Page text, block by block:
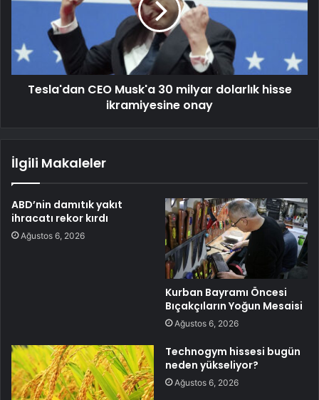
Tesla'dan CEO Musk'a 30 milyar dolarlık hisse
ikramiyesine onay
İlgili Makaleler
ABD’nin damıtık yakıt
ihracatı rekor kırdı
Ağustos 6, 2026
Kurban Bayramı Öncesi
Bıçakçıların Yoğun Mesaisi
Ağustos 6, 2026
Technogym hissesi bugün
neden yükseliyor?
Ağustos 6, 2026